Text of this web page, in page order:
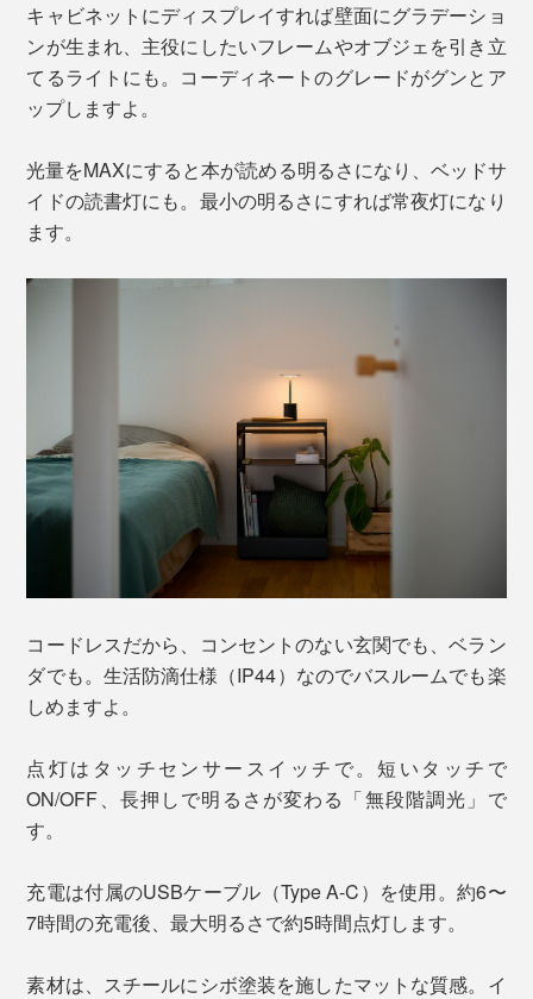
キャビネットにディスプレイすれば壁面にグラデーショ
ンが生まれ、主役にしたいフレームやオブジェを引き立
てるライトにも。コーディネートのグレードがグンとア
ップしますよ。
光量をMAXにすると本が読める明るさになり、ベッドサ
イドの読書灯にも。最小の明るさにすれば常夜灯になり
ます。
コードレスだから、コンセントのない玄関でも、ベラン
ダでも。生活防滴仕様（IP44）なのでバスルームでも楽
しめますよ。
点灯はタッチセンサースイッチで。短いタッチで
ON/OFF、長押しで明るさが変わる「無段階調光」で
す。
充電は付属のUSBケーブル（Type A-C）を使用。約6〜
7時間の充電後、最大明るさで約5時間点灯します。
素材は、スチールにシボ塗装を施したマットな質感。イ